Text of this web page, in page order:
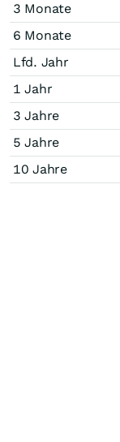
3 Monate
6 Monate
Lfd. Jahr
1 Jahr
3 Jahre
5 Jahre
10 Jahre